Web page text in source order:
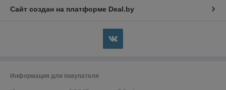
Сайт создан на платформе Deal.by
Информация для покупателя